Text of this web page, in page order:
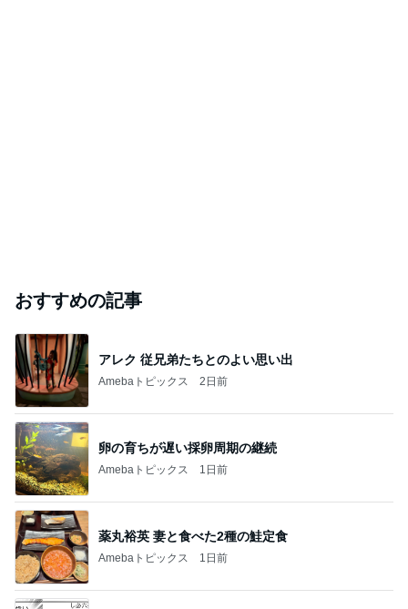
おすすめの記事
アレク 従兄弟たちとのよい思い出
Amebaトピックス 2日前
卵の育ちが遅い採卵周期の継続
Amebaトピックス 1日前
薬丸裕英 妻と食べた2種の鮭定食
Amebaトピックス 1日前